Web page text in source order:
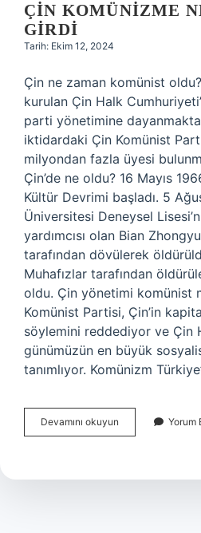
ÇIN KOMÜNIZME
GIRDI
Tarih: Ekim 12, 2024
Çin ne zaman komünist
kurulan Çin Halk
parti yönetimine
iktidardaki Çin Komünist
milyondan fazla üyesi
Çin’de ne oldu? 16 Mayıs
Kültür Devrimi başladı. 5
Üniversitesi Deneysel
yardımcısı olan Bian
tarafından dövülerek
Muhafızlar tarafından
oldu. Çin yönetimi komünist
Komünist Partisi, Çin’in
söylemini reddediyor ve Çin
günümüzün en büyük
tanımlıyor. Komünizm
Devamını okuyun
Komünizme
Girdi
Yorum